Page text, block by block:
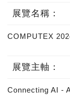
展覽名稱：
COMPUTEX
展覽主軸：
Connecting AI -